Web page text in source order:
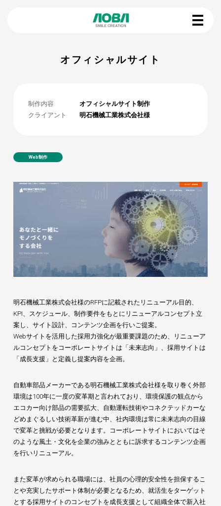
オフィシャルサイト
制作内容
オフィシャルサイト制作
クライアント
明石機械工業株式会社様
Web制作
明石機械工業株式会社様のRFPに記載されたリニューアル目的、
KPI、スケジュール、制作要件をもとにリニューアルコンセプト立
案し、サイト設計、コンテンツ企画を行いご提案。
Webサイトを活用した採用力強化が最重要課題のため、リニューア
ルコンセプトをコーポレートサイトは「未来志向」、採用サイトは
「成長支援」と定義し提案内容を企画。
自動車部品メーカーである明石機械工業株式会社様を取り巻く外部
環境は100年に一度の変革期と言われており、環境保護の観点から
エコカー向け部品の需要拡大、自動運転技術やコネクテッドカーな
どめまぐるしい技術革新が進む中、社内環境は常に未来志向の目線
で変革と挑戦が必要となります。コーポレートサイトにおいてはそ
のような風土・文化を企業の強みとともに訴求するコンテンツ企画
を行いリニューアル。
また変革が求められる職場には、社員の心理的安全性を担保するこ
とや充実したサポート体制が必要となるため、就活生をターゲット
とする採用サイトのコンセプトを成長支援として組織全体で新入社